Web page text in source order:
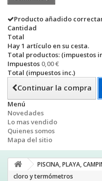
Producto añadido
Cantidad
Total
Hay 1 artículo en su cesta.
Total productos: (impuestos
Impuestos 0,00 €
Total (impuestos inc.)
Continuar la compra
Menú
Novedades
Lo mas vendido
Quienes somos
Mapa del sitio
PISCINA, PLAYA,
cloro y termómetros